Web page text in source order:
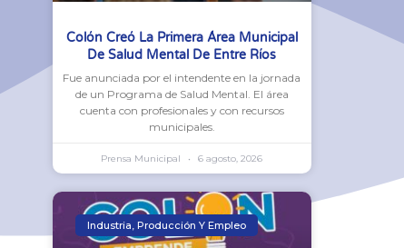
Colón Creó La Primera Área Municipal
De Salud Mental De Entre Ríos
Fue anunciada por el intendente en la jornada
de un Programa de Salud Mental. El área
cuenta con profesionales y con recursos
municipales.
Prensa Municipal 6 agosto, 2026
Industria, Producción Y Empleo